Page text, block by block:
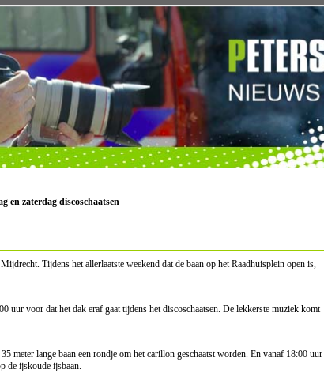
en zaterdag discoschaatsen
Tijdens het allerlaatste weekend dat de baan op het Raadhuisplein open is,
voor dat het dak eraf gaat tijdens het discoschaatsen. De lekkerste muziek komt
meter lange baan een rondje om het carillon geschaatst worden. En vanaf 18:00 uur
de ijskoude ijsbaan.